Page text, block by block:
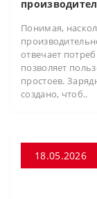
Понимая,
отвечает
позволяет
простоев.
создано, чтоб..
18.05.2026